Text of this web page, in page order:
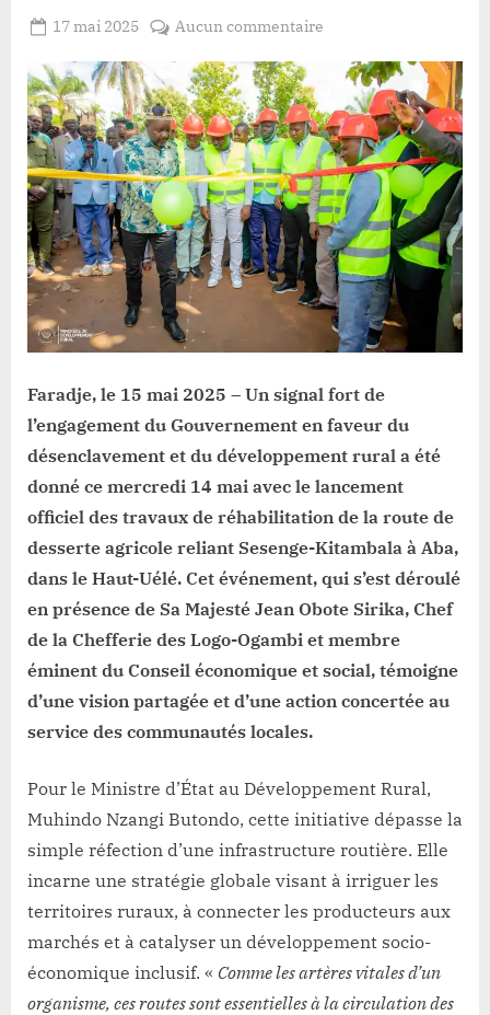
Posted
17 mai 2025
ROMEO
Aucun commentaire
Uélé
Lancement
historique
de
l’axe
Sesenge-
Kitambala
–
Aba,
le
chef
Obote
Sirika
témoin
!
Faradje, le 15 mai 2025 – Un signal fort de
l’engagement du Gouvernement en faveur du
désenclavement et du développement rural a été
donné ce mercredi 14 mai avec le lancement
officiel des travaux de réhabilitation de la route de
desserte agricole reliant Sesenge-Kitambala à Aba,
dans le Haut-Uélé. Cet événement, qui s’est déroulé
en présence de Sa Majesté Jean Obote Sirika, Chef
de la Chefferie des Logo-Ogambi et membre
éminent du Conseil économique et social, témoigne
d’une vision partagée et d’une action concertée au
service des communautés locales.
Pour le Ministre d’État au Développement Rural,
Muhindo Nzangi Butondo, cette initiative dépasse la
simple réfection d’une infrastructure routière. Elle
incarne une stratégie globale visant à irriguer les
territoires ruraux, à connecter les producteurs aux
marchés et à catalyser un développement socio-
économique inclusif. « Comme les artères vitales d’un
organisme, ces routes sont essentielles à la circulation des